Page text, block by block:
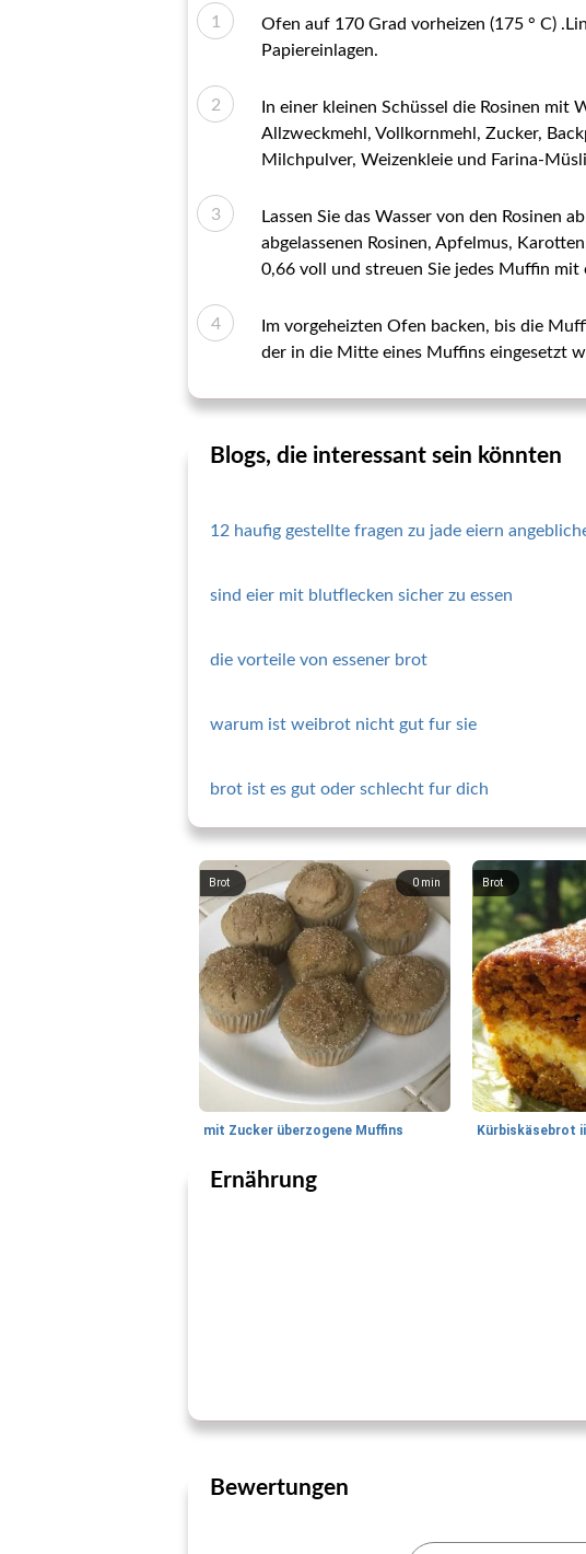
Ofen auf 170 Grad vorheizen (175 ° C)
Papiereinlagen.
In einer kleinen Schüssel die Rosinen mit
Allzweckmehl, Vollkornmehl, Zucker,
Milchpulver, Weizenkleie und Farina-
Lassen Sie das Wasser von den Rosinen
abgelassenen Rosinen, Apfelmus,
0,66 voll und streuen Sie jedes Muffin mit
Im vorgeheizten Ofen backen, bis die
der in die Mitte eines Muffins eingesetzt
Blogs, die interessant sein könnten
12 haufig gestellte fragen zu jade eiern
sind eier mit blutflecken sicher zu essen
die vorteile von essener brot
warum ist weibrot nicht gut fur sie
brot ist es gut oder schlecht fur dich
0 min
Brot
mit Zucker überzogene Muffins
Brot
Kürbiskäsebrot ii
Ernährung
Bewertungen